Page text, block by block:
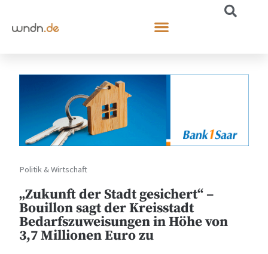
Politik & Wirtschaft
„Zukunft der Stadt gesichert“ –
Bouillon sagt der Kreisstadt
Bedarfszuweisungen in Höhe von
3,7 Millionen Euro zu